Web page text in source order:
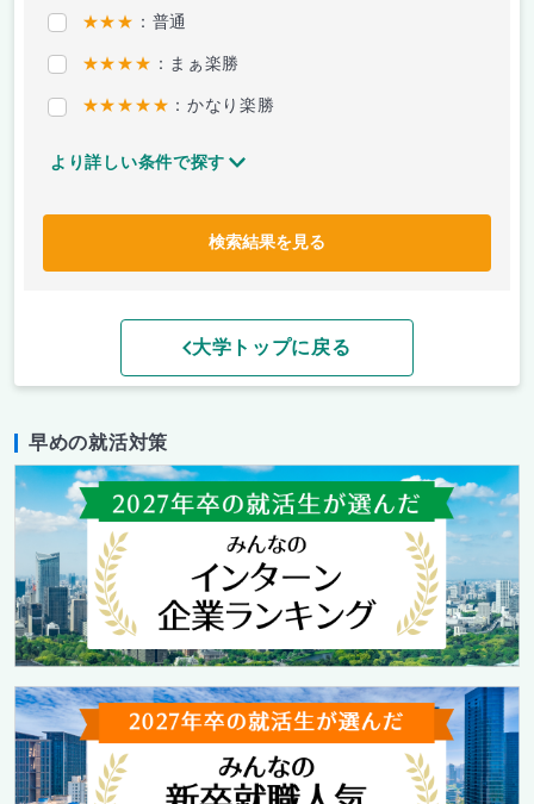
★★★ ：普通
★★★★ ：まぁ楽勝
★★★★★ ：かなり楽勝
より詳しい条件で探す
検索結果を見る
大学トップに戻る
早めの就活対策